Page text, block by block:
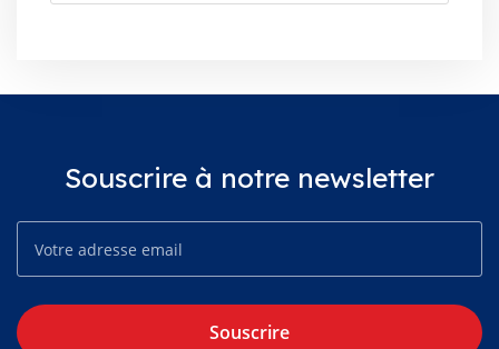
Souscrire à notre newsletter
Souscrire